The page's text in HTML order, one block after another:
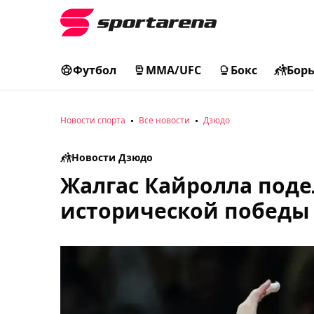
Футбол MMA/UFC Бокс
Новости спорта Все новости Дзюдо
Новости Дзюдо
Жалгас Кайролла
исторической победы